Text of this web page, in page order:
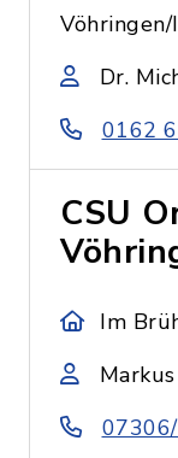
Dr.
0162
CSU
Im